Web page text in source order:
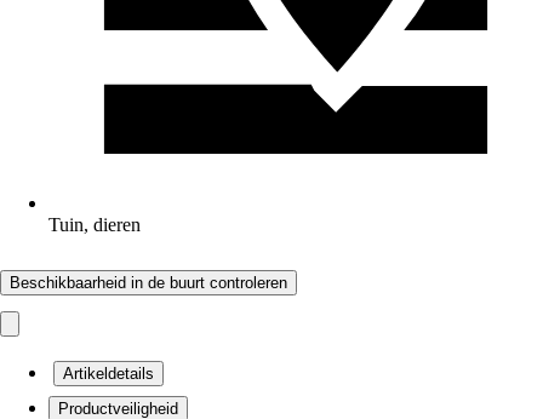
Tuin, dieren
Beschikbaarheid in de buurt controleren
Artikeldetails
Productveiligheid